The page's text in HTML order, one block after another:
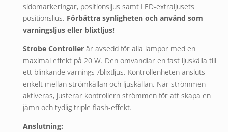
sidomarkeringar, positionsljus samt LED-extraljusets
positionsljus. Förbättra synligheten och använd som
varningsljus eller blixtljus!
Strobe Controllerär avsedd för alla lampor med en
maximal effekt på 20 W. Den omvandlar en fast ljuskälla till
ett blinkande varnings-/blixtljus. Kontrollenheten ansluts
enkelt mellan strömkällan och ljuskällan. När strömmen
aktiveras, justerar kontrollern strömmen för att skapa en
jämn och tydlig triple flash-effekt.
Anslutning: